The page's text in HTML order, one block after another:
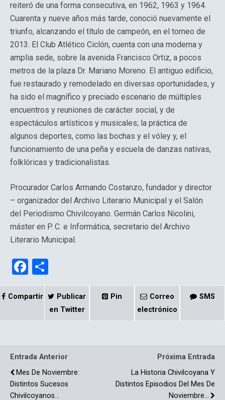
reiteró de una forma consecutiva, en 1962, 1963 y 1964.
Cuarenta y nueve años más tarde, conoció nuevamente el
triunfo, alcanzando el título de campeón, en el torneo de
2013. El Club Atlético Ciclón, cuenta con una moderna y
amplia sede, sobre la avenida Francisco Ortiz, a pocos
metros de la plaza Dr. Mariano Moreno. El antiguo edificio,
fue restaurado y remodelado en diversas oportunidades, y
ha sido el magnífico y preciado escenario de múltiples
encuentros y reuniones de carácter social, y de
espectáculos artísticos y musicales; la práctica de
algunos deportes, como las bochas y el vóley y, el
funcionamiento de una peña y escuela de danzas nativas,
folklóricas y tradicionalistas.
Procurador Carlos Armando Costanzo, fundador y director
– organizador del Archivo Literario Municipal y el Salón
del Periodismo Chivilcoyano. Germán Carlos Nicolini,
máster en P. C. e Informática, secretario del Archivo
Literario Municipal.
F
a
ce
k
o
m
p
Compartir
Publicar
en Twitter
Pin
Correo
electrónico
SMS
Entrada Anterior
Mes De Noviembre:
Distintos Sucesos
Chivilcoyanos…
Próxima Entrada
La Historia Chivilcoyana Y
Distintos Episodios Del Mes De
Noviembre…